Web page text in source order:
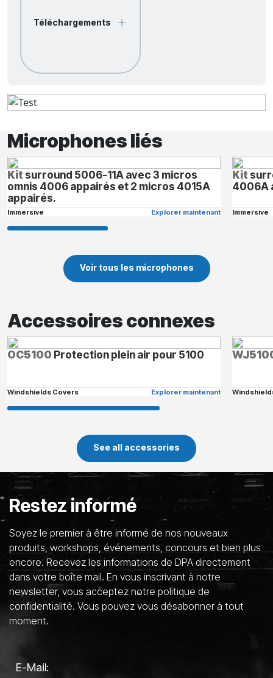
Téléchargements
Microphones liés
Kit surround 5006-11A avec 3 micros
omnis 4006 appairés et 2 micros 4015A
appairés.
Immersive Explorer maintenant
Kit
4006A
Immersive
Voir tous les microphones
Accessoires connexes
OC5100 Protection plein air pour 5100
Windshields Covers Explorer maintenant
See all accessories
Restez informé
Soyez le premier à être informé de nos nouveaux
produits, workshops, événements, concours et bien plus
encore. Recevez les informations de DPA directement
dans votre boîte mail. En vous inscrivant à notre
newsletter, vous acceptez notre politique de
confidentialité. Vous pouvez vous désabonner à tout
moment.
E-Mail: